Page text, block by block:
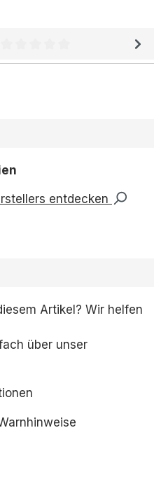
Durchschnittliche Bewertung
entdecken
Artikel? Wir helfen
über unser